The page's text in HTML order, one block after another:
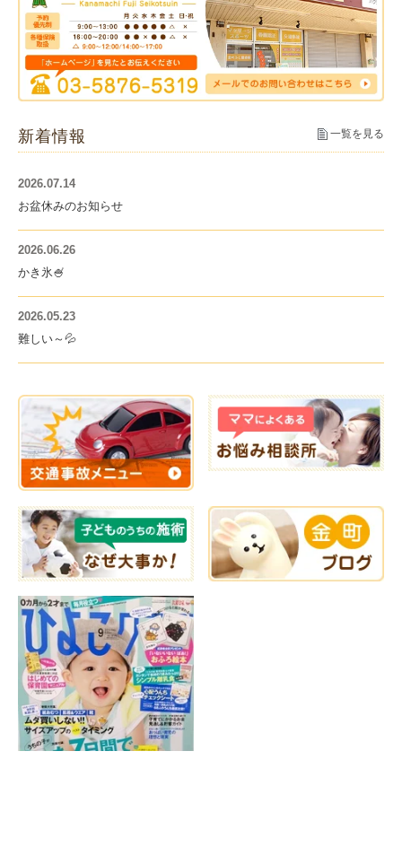
新着情報 一覧を見る
2026.07.14
お盆休みのお知らせ
2026.06.26
かき氷🍧
2026.05.23
難しい～💦